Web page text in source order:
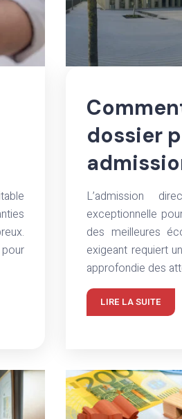
dossier
L’admission
exceptionnelle
des meilleures
exigeant requiert
approfondie des
LIRE LA SUITE